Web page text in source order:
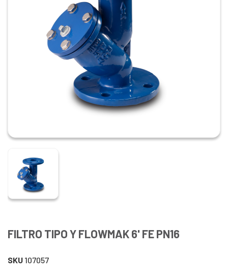
FILTRO TIPO Y FLOWMAK 6' FE PN16
SKU 107057